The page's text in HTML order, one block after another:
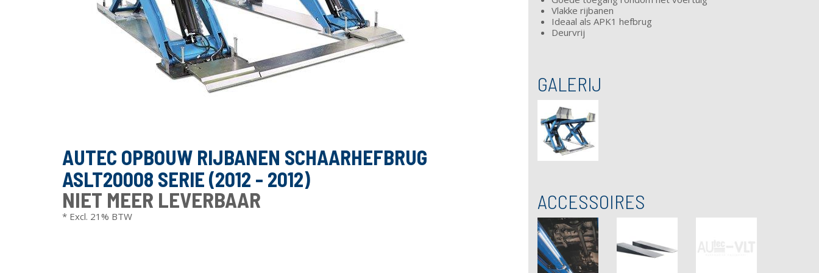
AUTEC OPBOUW RIJBANEN SCHAARHEFBRUG
ASLT20008 SERIE (2012 - 2012)
NIET MEER LEVERBAAR
* Excl. 21% BTW
Vlakke rijbanen
Ideaal als APK1 hefbrug
Deurvrij
GALERIJ
ACCESSOIRES